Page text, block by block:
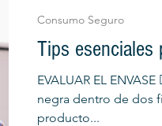
Tips esenciales
EVALUAR EL
negra dentro de dos
producto...
Consumo Seguro